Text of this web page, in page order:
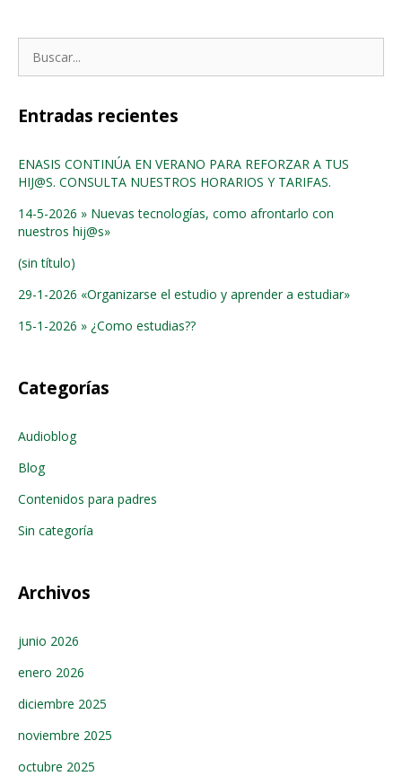
Entradas recientes
ENASIS CONTINÚA EN VERANO PARA REFORZAR A TUS
HIJ@S. CONSULTA NUESTROS HORARIOS Y TARIFAS.
14-5-2026 » Nuevas tecnologías, como afrontarlo con
nuestros hij@s»
(sin título)
29-1-2026 «Organizarse el estudio y aprender a estudiar»
15-1-2026 » ¿Como estudias??
Categorías
Audioblog
Blog
Contenidos para padres
Sin categoría
Archivos
junio 2026
enero 2026
diciembre 2025
noviembre 2025
octubre 2025